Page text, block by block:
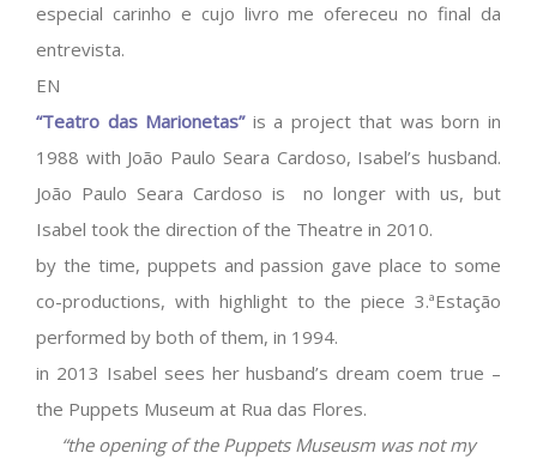
especial carinho e cujo livro me ofereceu no final da
entrevista.
EN
“Teatro das Marionetas”is a project that was born in
1988 with João Paulo Seara Cardoso, Isabel’s husband.
João Paulo Seara Cardoso is no longer with us, but
Isabel took the direction of the Theatre in 2010.
by the time, puppets and passion gave place to some
co-productions, with highlight to the piece 3.ªEstação
performed by both of them, in 1994.
in 2013 Isabel sees her husband’s dream coem true –
the Puppets Museum at Rua das Flores.
“the opening of the Puppets Museusm was not my